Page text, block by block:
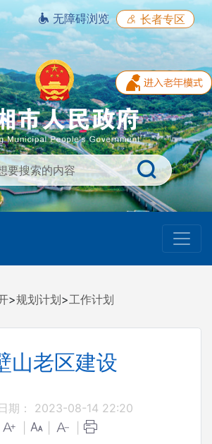
无障碍浏览 长者专区
>规划计划>工作计划
山老区建设
日期： 2023-08-14 22:20